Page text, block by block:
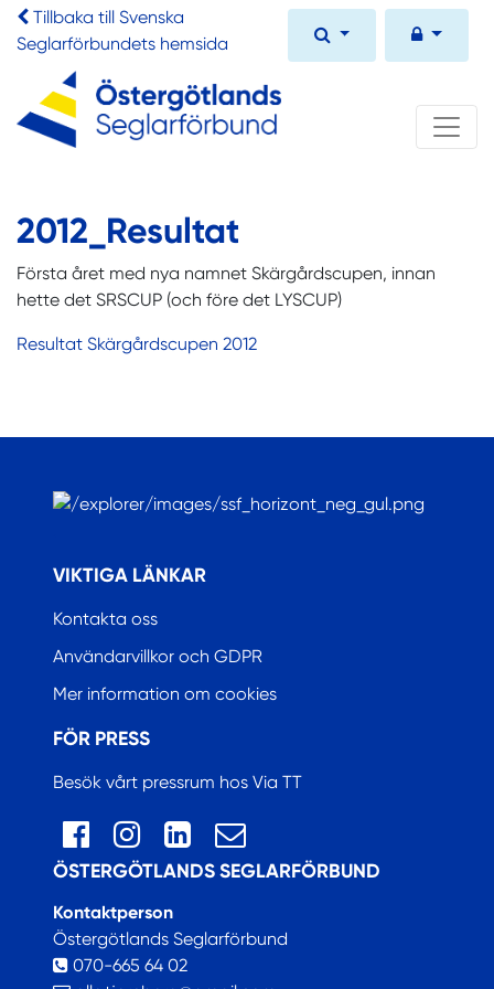
Tillbaka till Svenska
Seglarförbundets hemsida
2012_Resultat
Första året med nya namnet Skärgårdscupen, innan
hette det SRSCUP (och före det LYSCUP)
Resultat Skärgårdscupen 2012
VIKTIGA LÄNKAR
Kontakta oss
Användarvillkor och GDPR
Mer information om cookies
FÖR PRESS
Besök vårt pressrum hos Via TT
ÖSTERGÖTLANDS SEGLARFÖRBUND
Kontaktperson
Östergötlands Seglarförbund
070-665 64 02